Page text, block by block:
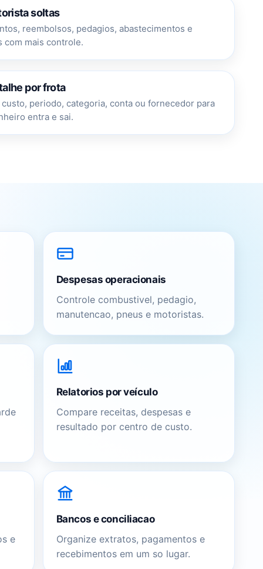
soltas
reembolsos, pedagios, abastecimentos e
com mais controle.
por frota
periodo, categoria, conta ou fornecedor para
entra e sai.
Despesas operacionais
Controle combustivel, pedagio,
manutencao, pneus e motoristas.
Relatorios por veículo
Compare receitas, despesas e
resultado por centro de custo.
e
Bancos e conciliacao
Organize extratos, pagamentos e
recebimentos em um so lugar.